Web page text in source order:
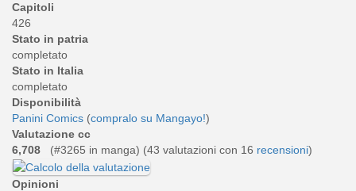
Capitoli
426
Stato in patria
completato
Stato in Italia
completato
Disponibilità
Panini Comics (compralo su Mangayo!)
Valutazione cc
6,708
(#3265 in manga) (43 valutazioni con 16 recensioni)
Opinioni